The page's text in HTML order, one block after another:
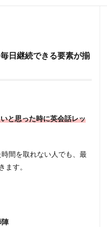
日継続できる要素が揃
と思った時に英会話レッ
間を取れない人でも、最
ます。